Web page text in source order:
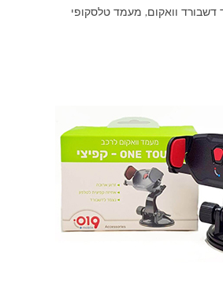
וואקום, מעמד טלסקופי